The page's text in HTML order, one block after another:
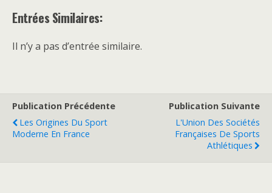
Entrées Similaires:
Il n’y a pas d’entrée similaire.
Publication Précédente
Les Origines Du Sport
Moderne En France
Publication Suivante
L'Union Des Sociétés
Françaises De Sports
Athlétiques